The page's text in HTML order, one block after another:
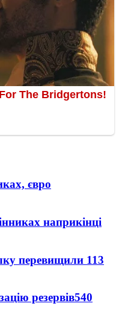
євро
наприкінці
перевищили 113
резервів540